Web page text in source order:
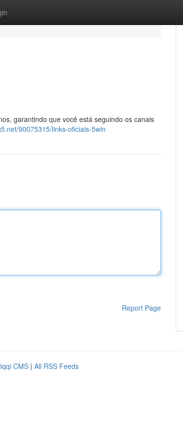
garantindo que você está seguindo os canais
90075315/links-oficiais-5win
Report Page
CMS | All RSS Feeds